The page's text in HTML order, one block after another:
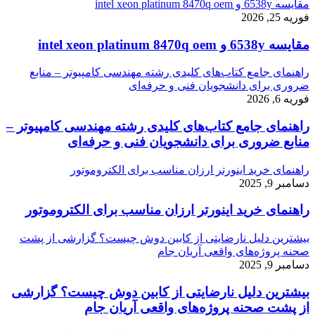
مقایسه 6538y و intel xeon platinum 8470q oem
فوریه 25, 2026
مقایسه 6538y و intel xeon platinum 8470q oem
راهنمای جامع کتاب‌های کلیدی رشته مهندسی کامپیوتر – منابع
ضروری برای دانشجویان فنی و حرفه‌ای
فوریه 6, 2026
راهنمای جامع کتاب‌های کلیدی رشته مهندسی کامپیوتر –
منابع ضروری برای دانشجویان فنی و حرفه‌ای
راهنمای خرید اینورتر ارزان مناسب برای الکتروموتور
دسامبر 9, 2025
راهنمای خرید اینورتر ارزان مناسب برای الکتروموتور
بیشترین دلیل نارضایتی از کابین دوش چیست؟ گزارشی از پشت
صحنه پروژه‌های واقعی آریان جام
دسامبر 9, 2025
بیشترین دلیل نارضایتی از کابین دوش چیست؟ گزارشی
از پشت صحنه پروژه‌های واقعی آریان جام